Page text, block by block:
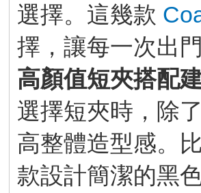
選擇。這幾款
擇，讓每一次出
高顏值短夾搭配
選擇短夾時，除
高整體造型感。
款設計簡潔的黑